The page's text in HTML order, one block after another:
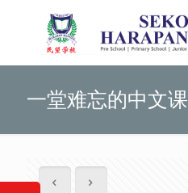
一堂难忘的中文课